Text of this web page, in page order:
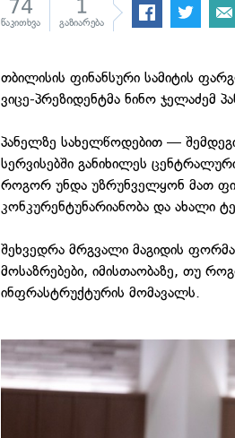
74
წაკითხვა
1
გაზიარება
თბილისის ფინანსური სამიტის
ვიცე-პრეზიდენტმა ნინო ჯელაძემ
პანელზე სახელწოდებით —
სერვისებში განიხილეს
როგორ უნდა უზრუნველყონ მათ
კონკურენტუნარიანობა და ახალი
შეხვედრა მრგვალი მაგიდის
მოსაზრებები, იმისთაობაზე, თუ
ინფრასტრუქტურის მომავალს.